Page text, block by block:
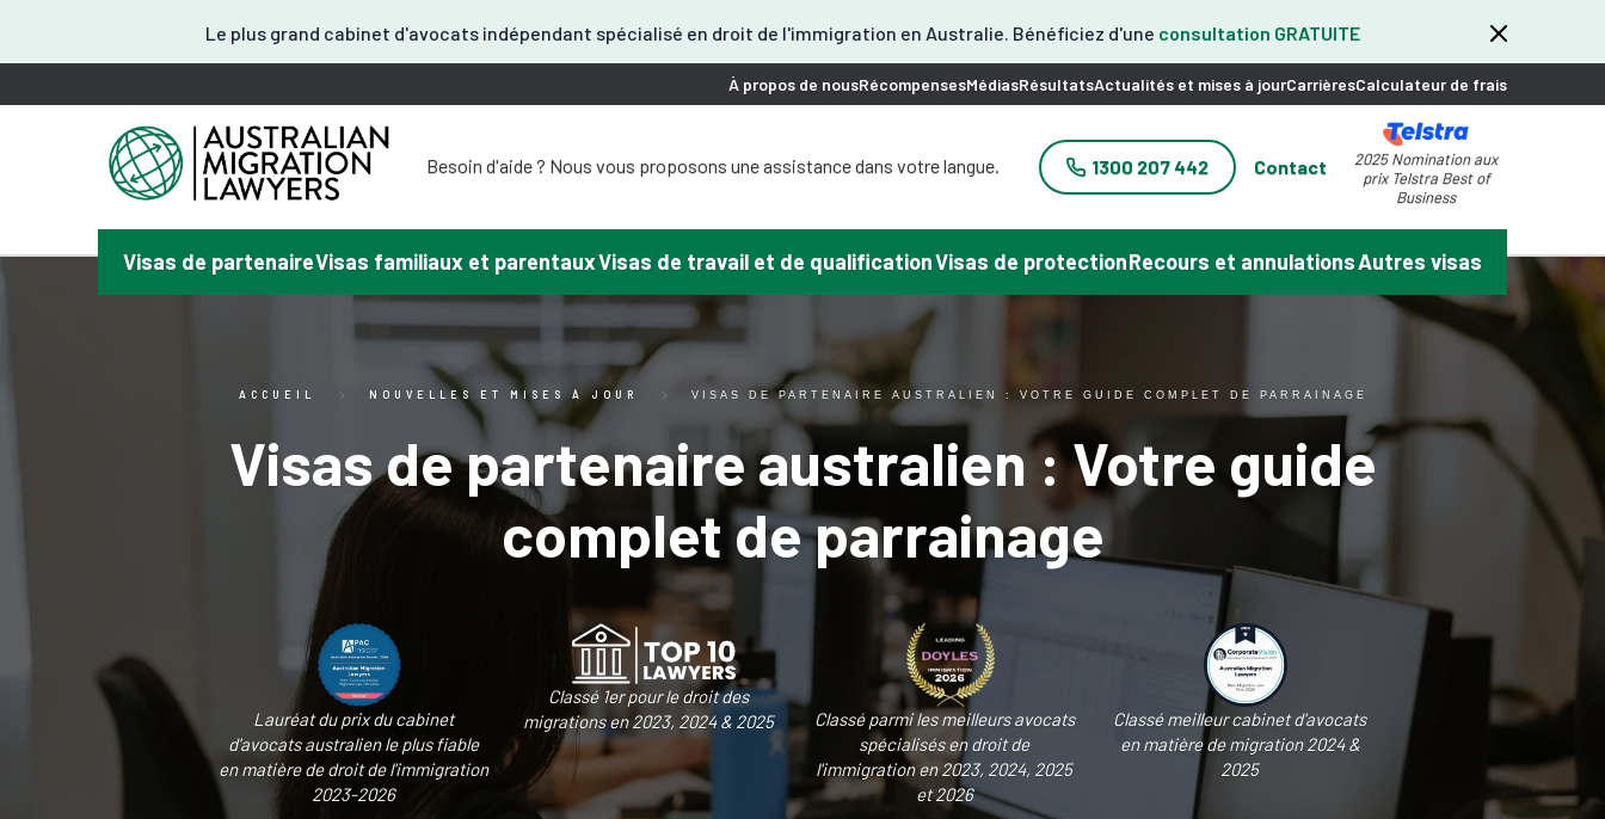
Le plus grand cabinet d'avocats indépendant spécialisé en droit de l'immigration en Australie. Bénéficiez d'une consultation GRATUITE
À propos de nousRécompensesMédiasRésultatsActualités et mises à jourCarrièresCalculateur de frais
Besoin d'aide ? Nous vous proposons une assistance dans votre langue.
Vous avez besoin d'aide pour votre visa ? Nous pouvons vous aider en
espagnol.
Nous proposons ici une assistance en vietnamien.
1300 207 442 Contact
2025 Nomination aux
prix Telstra Best of
Business
Visas de partenaireVisas familiaux et parentauxVisas de travail et de qualificationVisas de protectionRecours et annulationsAutres visas
ACCUEIL NOUVELLES ET MISES À JOUR VISAS DE PARTENAIRE AUSTRALIEN : VOTRE GUIDE COMPLET DE PARRAINAGE
Visas de partenaire australien : Votre guide
complet de parrainage
Lauréat du prix du cabinet
d'avocats australien le plus fiable
en matière de droit de l'immigration
2023-2026
Classé 1er pour le droit des
migrations en 2023, 2024 & 2025
Classé parmi les meilleurs avocats
spécialisés en droit de
l'immigration en 2023, 2024, 2025
et 2026
Classé meilleur cabinet d'avocats
en matière de migration 2024 &
2025